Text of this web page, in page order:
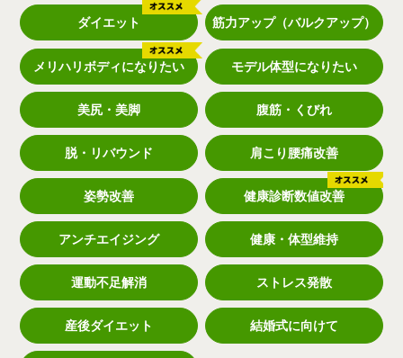
ダイエット 筋力アップ（バルクアップ）
メリハリボディになりたい モデル体型になりたい
美尻・美脚 腹筋・くびれ
脱・リバウンド 肩こり腰痛改善
姿勢改善 健康診断数値改善
アンチエイジング 健康・体型維持
運動不足解消 ストレス発散
産後ダイエット 結婚式に向けて